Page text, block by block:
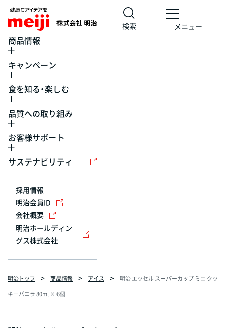
検索 メニュー
商品情報
キャンペーン
食を知る・楽しむ
品質への取り組み
お客様サポート
サステナビリティ
採用情報
明治会員ID
会社概要
明治ホールディン
グス株式会社
明治トップ 商品情報 アイス
明治 エッセル スーパーカップ ミニ クッ
キーバニラ 80ml × 6個